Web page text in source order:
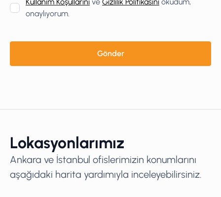
onaylıyorum.
Lokasyonlarımız
Ankara ve İstanbul ofislerimizin konumlarını
aşağıdaki harita yardımıyla inceleyebilirsiniz.